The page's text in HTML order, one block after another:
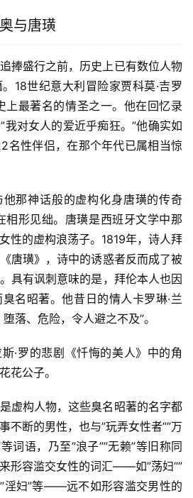
与唐璜
捧盛行之前，历史上已有数位人物
18世纪意大利冒险家贾科莫·吉罗
上最著名的情圣之一。他在回忆录
我对女人的爱近乎痴狂。”他确实如
性伴侣，在那个年代已属相当惊
那神话般的虚构化身唐璜的传奇
相形见绌。唐璜是西班牙文学中那
性的虚构浪荡子。1819年，诗人拜
唐璜》，诗中的诱惑者反而成了被
具有讽刺意味的是，拜伦本人也因
名昭著。他昔日的情人卡罗琳·兰
落、危险，令人避之不及”。
·罗的悲剧《忏悔的美人》中的角
花公子。
虚构人物，这些臭名昭著的名字都
不断的男性，也与”玩弄女性者””万
词语，乃至”浪子””无赖”等旧称同
形容滥交女性的词汇——如”荡妇””
淫妇”等——远不如形容滥交男性的